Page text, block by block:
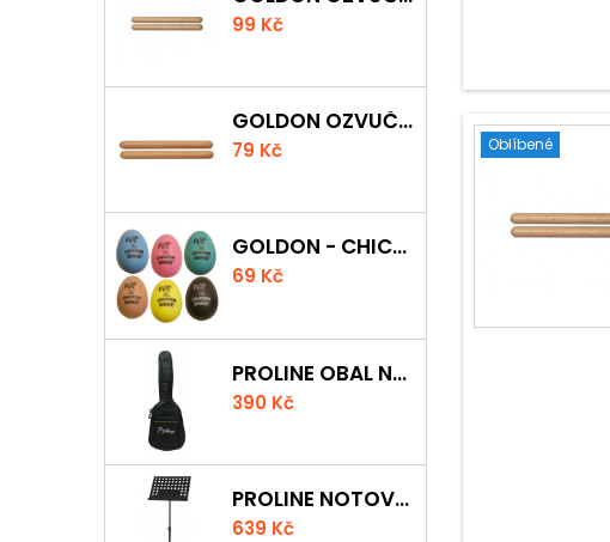
99 Kč
GOLDON OZVUČNÁ DŘÍVKA 15 X 150MM
79 Kč
GOLDON - CHICKEN SHAKER
69 Kč
PROLINE OBAL NA AKUSTICKOU KYTARU S 5 MM POLSTROVÁNÍM
390 Kč
PROLINE NOTOVÝ PULT ODLEHČENÝ
639 Kč
Oblíbené